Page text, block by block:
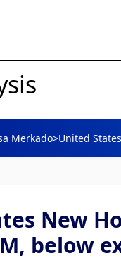
Merkado>United
New
below